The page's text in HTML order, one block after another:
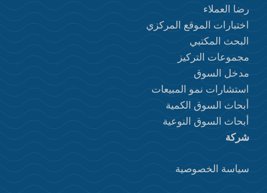
رضا العملاء
اختبارات الموقع المركزي
البحث المكتبي
مجموعات التركيز
مدخل السوق
استشارات نمو المبيعات
أبحاث السوق الكمية
أبحاث السوق النوعية
شركة
سياسة الخصوصية